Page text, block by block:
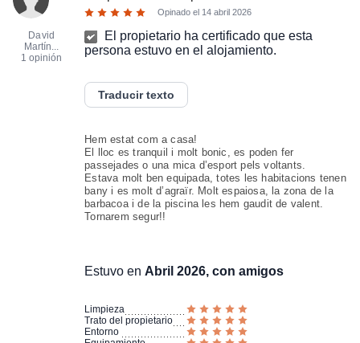
David
Martín...
1 opinión
Opinado el 14 abril 2026
El propietario ha certificado que esta
persona estuvo en el alojamiento.
Traducir texto
Hem estat com a casa!
El lloc es tranquil i molt bonic, es poden fer
passejades o una mica d’esport pels voltants.
Estava molt ben equipada, totes les habitacions tenen
bany i es molt d’agraïr. Molt espaiosa, la zona de la
barbacoa i de la piscina les hem gaudit de valent.
Tornarem segur!!
Estuvo en Abril 2026, con amigos
Limpieza
Trato del propietario
Entorno